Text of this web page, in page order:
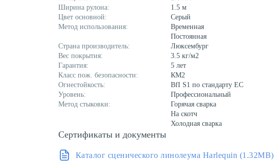
Ширина рулона:
1.5 м
Цвет основной:
Серый
Метод использования:
Временная
Постоянная
Страна производитель:
Люксембург
Вес покрытия:
3.5 кг/м2
Гарантия:
5 лет
Класс пож. безопасности:
КМ2
Огнестойкость:
BfI S1 по стандарту ЕС
Уровень:
Профессиональный
Метод стыковки:
Горячая сварка
На скотч
Холодная сварка
Сертификаты и документы
Каталог сценического линолеума Harlequin (1.32MB)